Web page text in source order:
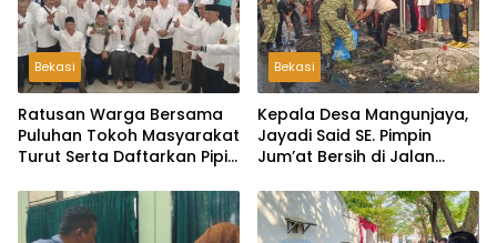
Bekasi
Ratusan Warga Bersama
Puluhan Tokoh Masyarakat
Turut Serta Daftarkan Pipit
Kepala Desa Lambangsari
Bekasi
Kepala Desa Mangunjaya,
Jayadi Said SE. Pimpin
Jum’at Bersih di Jalan